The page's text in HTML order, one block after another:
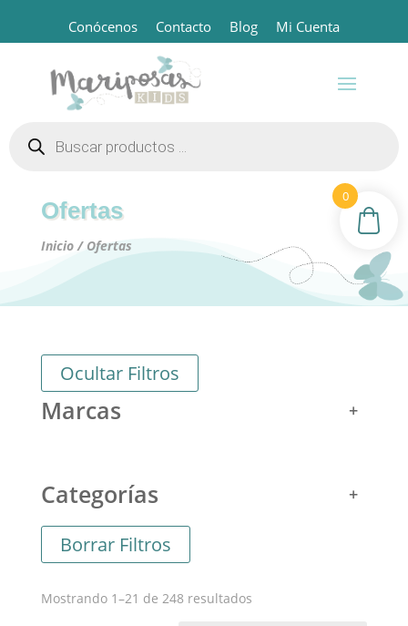
Conócenos Contacto Blog Mi Cuenta
productos
Ofertas
Inicio/ Ofertas
Ocultar Filtros
Marcas
Categorías
Borrar Filtros
Mostrando 1–21 de 248 resultadosOrdenado
0